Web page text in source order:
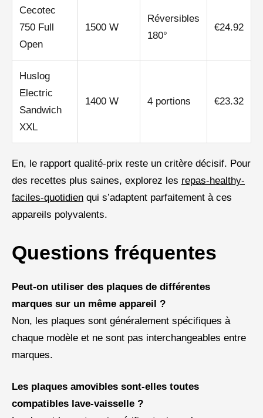
Cecotec
750 Full
Open
1500 W
Réversibles
180°
€24.92
Huslog
Electric
Sandwich
XXL
1400 W 4 portions €23.32
En, le rapport qualité-prix reste un critère décisif. Pour
des recettes plus saines, explorez les repas-healthy-
faciles-quotidien qui s’adaptent parfaitement à ces
appareils polyvalents.
Questions fréquentes
Peut-on utiliser des plaques de différentes
marques sur un même appareil ?
Non, les plaques sont généralement spécifiques à
chaque modèle et ne sont pas interchangeables entre
marques.
Les plaques amovibles sont-elles toutes
compatibles lave-vaisselle ?